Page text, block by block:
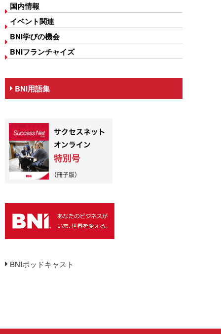
国内情報
イベント関連
BNI学びの機会
BNIフランチャイズ
BNI用語集
BNIポッドキャスト